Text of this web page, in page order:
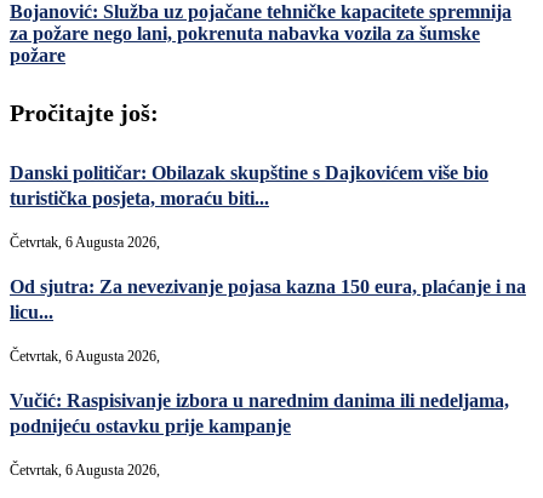
Bojanović: Služba uz pojačane tehničke kapacitete spremnija
za požare nego lani, pokrenuta nabavka vozila za šumske
požare
Pročitajte još:
Danski političar: Obilazak skupštine s Dajkovićem više bio
turistička posjeta, moraću biti...
Četvrtak, 6 Augusta 2026,
Od sjutra: Za nevezivanje pojasa kazna 150 eura, plaćanje i na
licu...
Četvrtak, 6 Augusta 2026,
Vučić: Raspisivanje izbora u narednim danima ili nedeljama,
podnijeću ostavku prije kampanje
Četvrtak, 6 Augusta 2026,